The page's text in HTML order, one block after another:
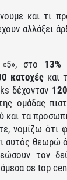
και τι
αλλάξει
στο 13%
κατοχές και
δέχονταν
ομάδας
και τα
νομίζω ότι
αυτός θεωρώ
τον
σε top